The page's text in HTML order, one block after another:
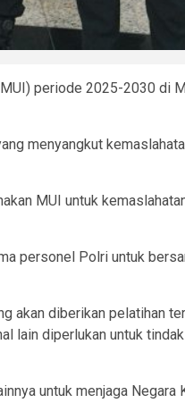
periode 2025-2030 di
menyangkut
MUI untuk
personel Polri untuk
akan diberikan pelatihan
lain diperlukan untuk
untuk menjaga Negara